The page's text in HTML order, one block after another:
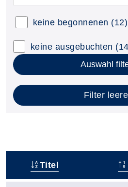
keine begonnenen (12)
keine ausgebuchten
Auswahl
Filter
Titel